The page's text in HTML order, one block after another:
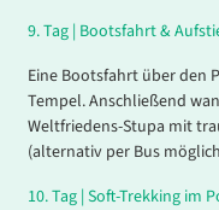
9.Tag | Bootsfahrt &
Eine Bootsfahrt über den
Tempel. Anschließend
Weltfriedens-Stupa mit
(alternativ per Bus
10.Tag | Soft-Trekking im